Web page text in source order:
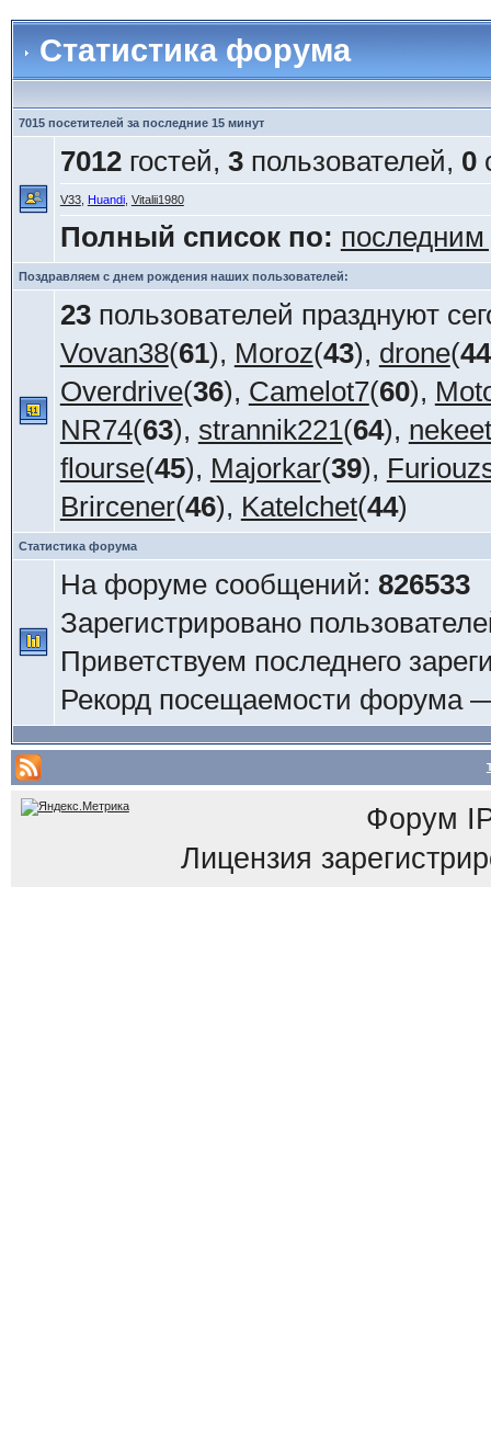
Статистика форума
7015 посетителей за последние 15 минут
7012гостей, 3пользователей, 0
V33, Huandi, Vitalii1980
Полный список по:
Поздравляем с днем рождения наших пользователей:
23пользователей празднуют
Vovan38(61), Moroz(43), drone(44
Overdrive(36), Camelot7(60),
NR74(63), strannik221(64), nekeet
flourse(45), Majorkar(39),
Brircener(46), Katelchet(44)
Статистика форума
На форуме сообщений: 826533
Зарегистрировано
Приветствуем последнего
Рекорд посещаемости форума
Форум
Лицензия